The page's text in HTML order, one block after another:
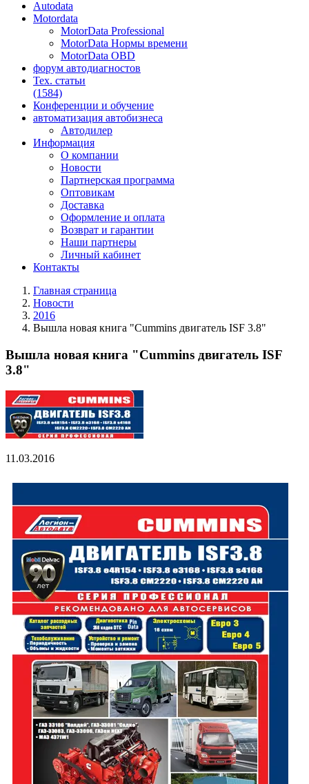
Autodata
Motordata
MotorData Professional
MotorData Нормы времени
MotorData OBD
форум автодиагностов
Тех. статьи
(1584)
Конференции и обучение
автоматизация автобизнеса
Автодилер
Информация
О компании
Новости
Партнерская программа
Оптовикам
Доставка
Оформление и оплата
Возврат и гарантии
Наши партнеры
Личный кабинет
Контакты
Главная страница
Новости
2016
Вышла новая книга "Cummins двигатель ISF 3.8"
Вышла новая книга "Cummins двигатель ISF
3.8"
11.03.2016